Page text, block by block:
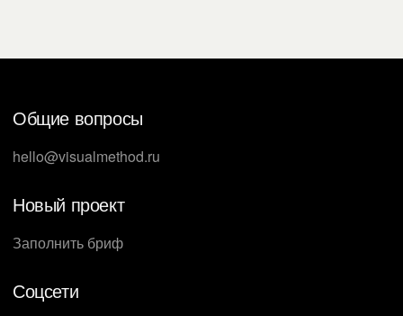
Общие вопросы
hello@visualmethod.ru
Новый проект
Заполнить бриф
Соцсети